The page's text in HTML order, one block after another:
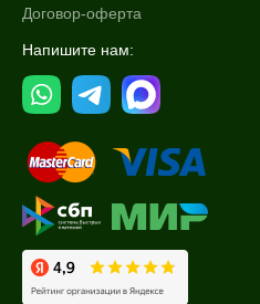
Договор-оферта
Напишите нам: